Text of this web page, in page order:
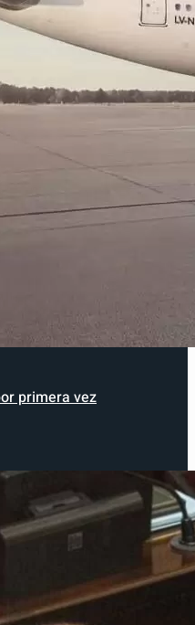
primera vez